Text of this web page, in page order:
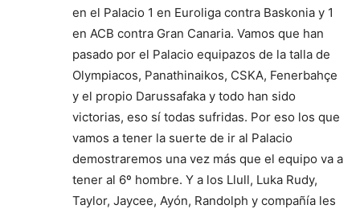
en el Palacio 1 en Euroliga contra Baskonia y 1
en ACB contra Gran Canaria. Vamos que han
pasado por el Palacio equipazos de la talla de
Olympiacos, Panathinaikos, CSKA, Fenerbahçe
y el propio Darussafaka y todo han sido
victorias, eso sí todas sufridas. Por eso los que
vamos a tener la suerte de ir al Palacio
demostraremos una vez más que el equipo va a
tener al 6º hombre. Y a los Llull, Luka Rudy,
Taylor, Jaycee, Ayón, Randolph y compañía les